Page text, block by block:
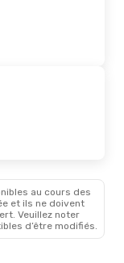
au cours des
et ils ne doivent
Veuillez noter
d’être modifiés.